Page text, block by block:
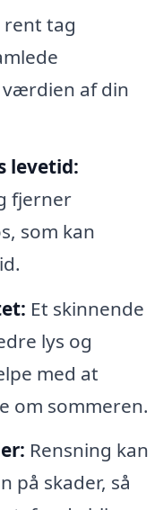
rent tag
værdien af din
levetid:
fjerner
som kan
Et skinnende
lys og
med at
om sommeren.
Rensning kan
på skader, så